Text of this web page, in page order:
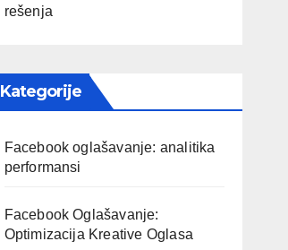
rešenja
Kategorije
Facebook oglašavanje: analitika
performansi
Facebook Oglašavanje:
Optimizacija Kreative Oglasa